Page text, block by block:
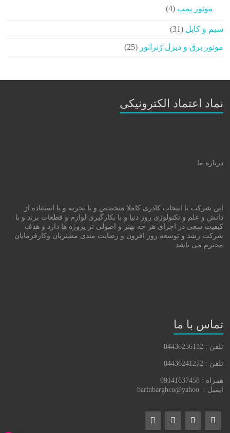
موتور پمپ 4
4
سیم و کابل
31
31
موتور برق و دیزل ژنراتور 25
25
نماد اعتماد الکترونیکی
درباره ما
این شرکت با انتخاب کادری کاملا متخصص و با تجربه و با استفاده از
دانش و علم و تکنولوژی روز دنیا و با بکارگیری لوازم و قطعات برند و با
کیفیت سعی در اجرای هر چه بهتر و اصولی تر پروژه ها دارد و هدف
شرکت رشد و توسعه روز افزون و رضایت مندی مشتریان وکارفرمایان
محترم می باشد.
تماس با ما
تلفن : 04436256112
تلفن : 04436241272
همراه : 09141637458
ایمیل : barinbarghco@yahoo